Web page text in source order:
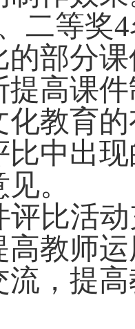
二等奖4
的部分
提高课
化教育
比中出
。
比活动
高教师
流，提